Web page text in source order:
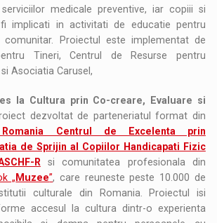
medicale preventive, iar copiii si
implicati in activitati de educatie pentru
Proiectul este implementat de
Tineri, Centrul de Resurse pentru
Asociatia Carusel,
la Cultura prin Co-creare, Evaluare si
dezvoltat de parteneriatul format din
Centrul de Excelenta prin
de Sprijin al Copiilor Handicapati Fizic
R si comunitatea profesionala din
„ Muzee”, care reuneste peste 10.000 de
culturale din Romania. Proiectul isi
accesul la cultura dintr-o experienta